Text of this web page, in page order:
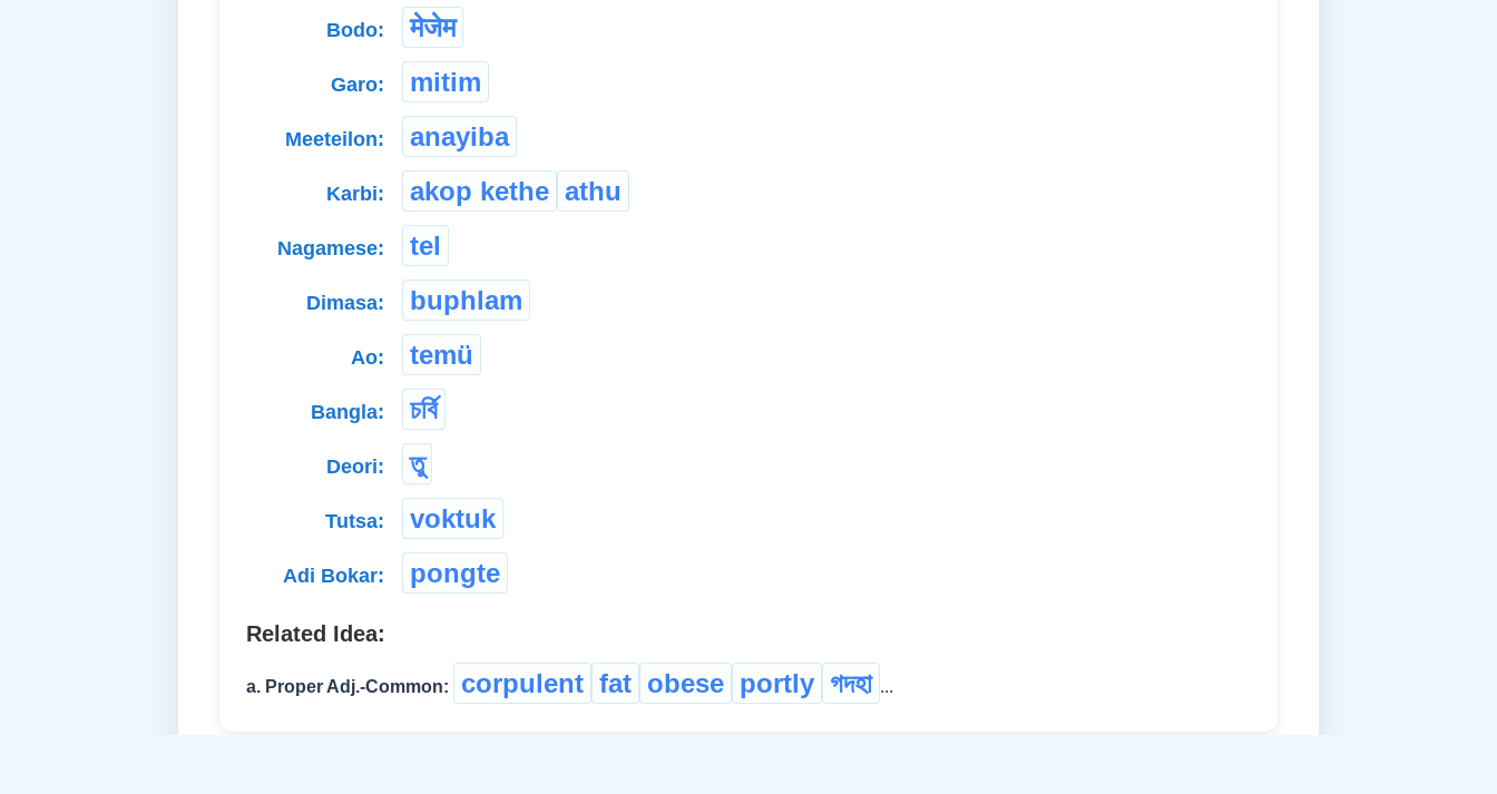
Bodo: मेजेम
Garo: mitim
Meeteilon: anayiba
Karbi: akop kethe athu
Nagamese: tel
Dimasa: buphlam
Ao: temü
Bangla: চৰ্বি
Deori: তু
Tutsa: voktuk
Adi Bokar: pongte
Related Idea:
a. Proper Adj.-Common: corpulent fat obese portly গদহা ...